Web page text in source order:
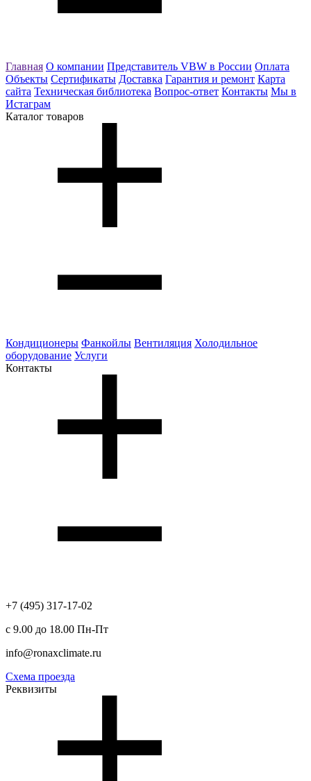
Главная О компании Представитель VBW в России Оплата
Объекты Сертификаты Доставка Гарантия и ремонт Карта
сайта Техническая библиотека Вопрос-ответ Контакты Мы в
Истаграм
Каталог товаров
Кондиционеры Фанкойлы Вентиляция Холодильное
оборудование Услуги
Контакты
+7 (495) 317-17-02
с 9.00 до 18.00 Пн-Пт
info@ronaxclimate.ru
Схема проезда
Реквизиты